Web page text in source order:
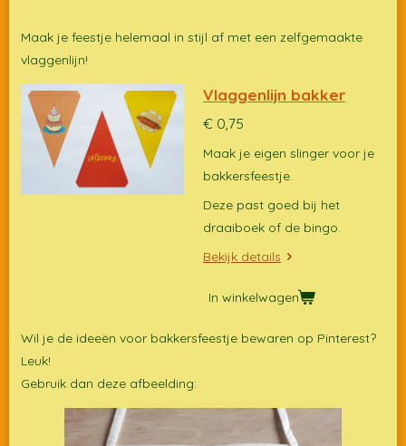
Maak je feestje helemaal in stijl af met een zelfgemaakte
vlaggenlijn!
Vlaggenlijn bakker
€ 0,75
Maak je eigen slinger voor je
bakkersfeestje.
Deze past goed bij het
draaiboek of de bingo.
Bekijk details
In winkelwagen
Wil je de ideeën voor bakkersfeestje bewaren op Pinterest?
Leuk!
Gebruik dan deze afbeelding: